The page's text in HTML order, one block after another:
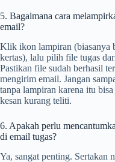
5. Bagaimana cara
email?
Klik ikon lampiran (biasanya
kertas), lalu pilih file tugas
Pastikan file sudah berhasil
mengirim email. Jangan
tanpa lampiran karena itu
kesan kurang teliti.
6. Apakah perlu
di email tugas?
Ya, sangat penting. Sertakan